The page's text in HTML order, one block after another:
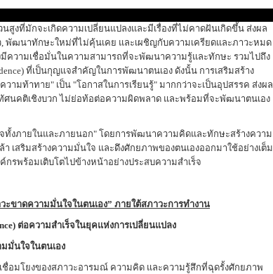
งที่มักจะเกิดความเปลี่ยนแปลงและมีเรื่องที่ไม่คาดฝันเกิดขึ้น ส่งผล
พัฒนาทักษะใหม่ที่ไม่คุ้นเคย และเผชิญกับความเครียดและภาวะหมด
มีความเชื่อมั่นในความสามารถที่จะพัฒนาความรู้และทักษะ รวมไปถึง
ที่เป็นกุญแจสำคัญในการพัฒนาตนเอง ดังนั้น การเสริมสร้าง
มท้าทาย" เป็น "โอกาสในการเรียนรู้" มากกว่าจะเป็นอุปสรรค ส่งผล
ศนคติเชิงบวก ไม่ย่อท้อต่อความผิดพลาด และพร้อมที่จะพัฒนาตนเอง
งภายในและภายนอก" โดยการพัฒนาความคิดและทักษะสร้างความ
เสริมสร้างความมั่นใจ และดึงศักยภาพของตนเองออกมาใช้อย่างเต็ม
รพร้อมเติบโตไปข้างหน้าอย่างประสบความสำเร็จ
ะขาดความมั่นใจในตนเอง” ภายใต้สภาวะการทำงาน
ต่อความสำเร็จในยุคแห่งการเปลี่ยนแปลง
มั่นใจในตนเอง
เชื่อมโยงของสภาวะอารมณ์ ความคิด และความรู้สึกที่ฉุดรั้งศักยภาพ